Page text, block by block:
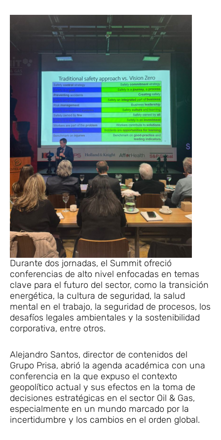
Durante dos jornadas, el Summit ofreció
conferencias de alto nivel enfocadas en temas
clave para el futuro del sector, como la transición
energética, la cultura de seguridad, la salud
mental en el trabajo, la seguridad de procesos, los
desafíos legales ambientales y la sostenibilidad
corporativa, entre otros.
Alejandro Santos, director de contenidos del
Grupo Prisa, abrió la agenda académica con una
conferencia en la que expuso el contexto
geopolítico actual y sus efectos en la toma de
decisiones estratégicas en el sector Oil & Gas,
especialmente en un mundo marcado por la
incertidumbre y los cambios en el orden global.